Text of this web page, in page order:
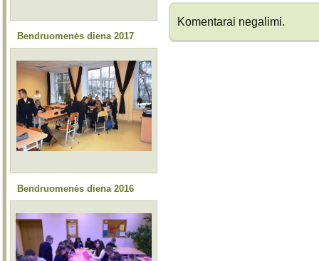
Bendruomenės diena 2017
Bendruomenės diena 2016
Komentarai negalimi.